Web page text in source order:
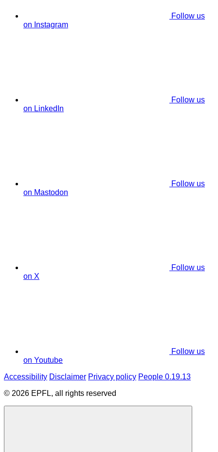
Follow us
on Instagram
Follow us
on LinkedIn
Follow us
on Mastodon
Follow us
on X
Follow us
on Youtube
Accessibility Disclaimer Privacy policy People 0.19.13
© 2026 EPFL, all rights reserved